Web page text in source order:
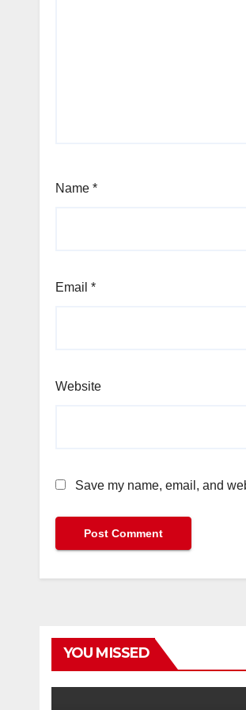
Name *
Email *
Website
Save my name, email, and
YOU MISSED